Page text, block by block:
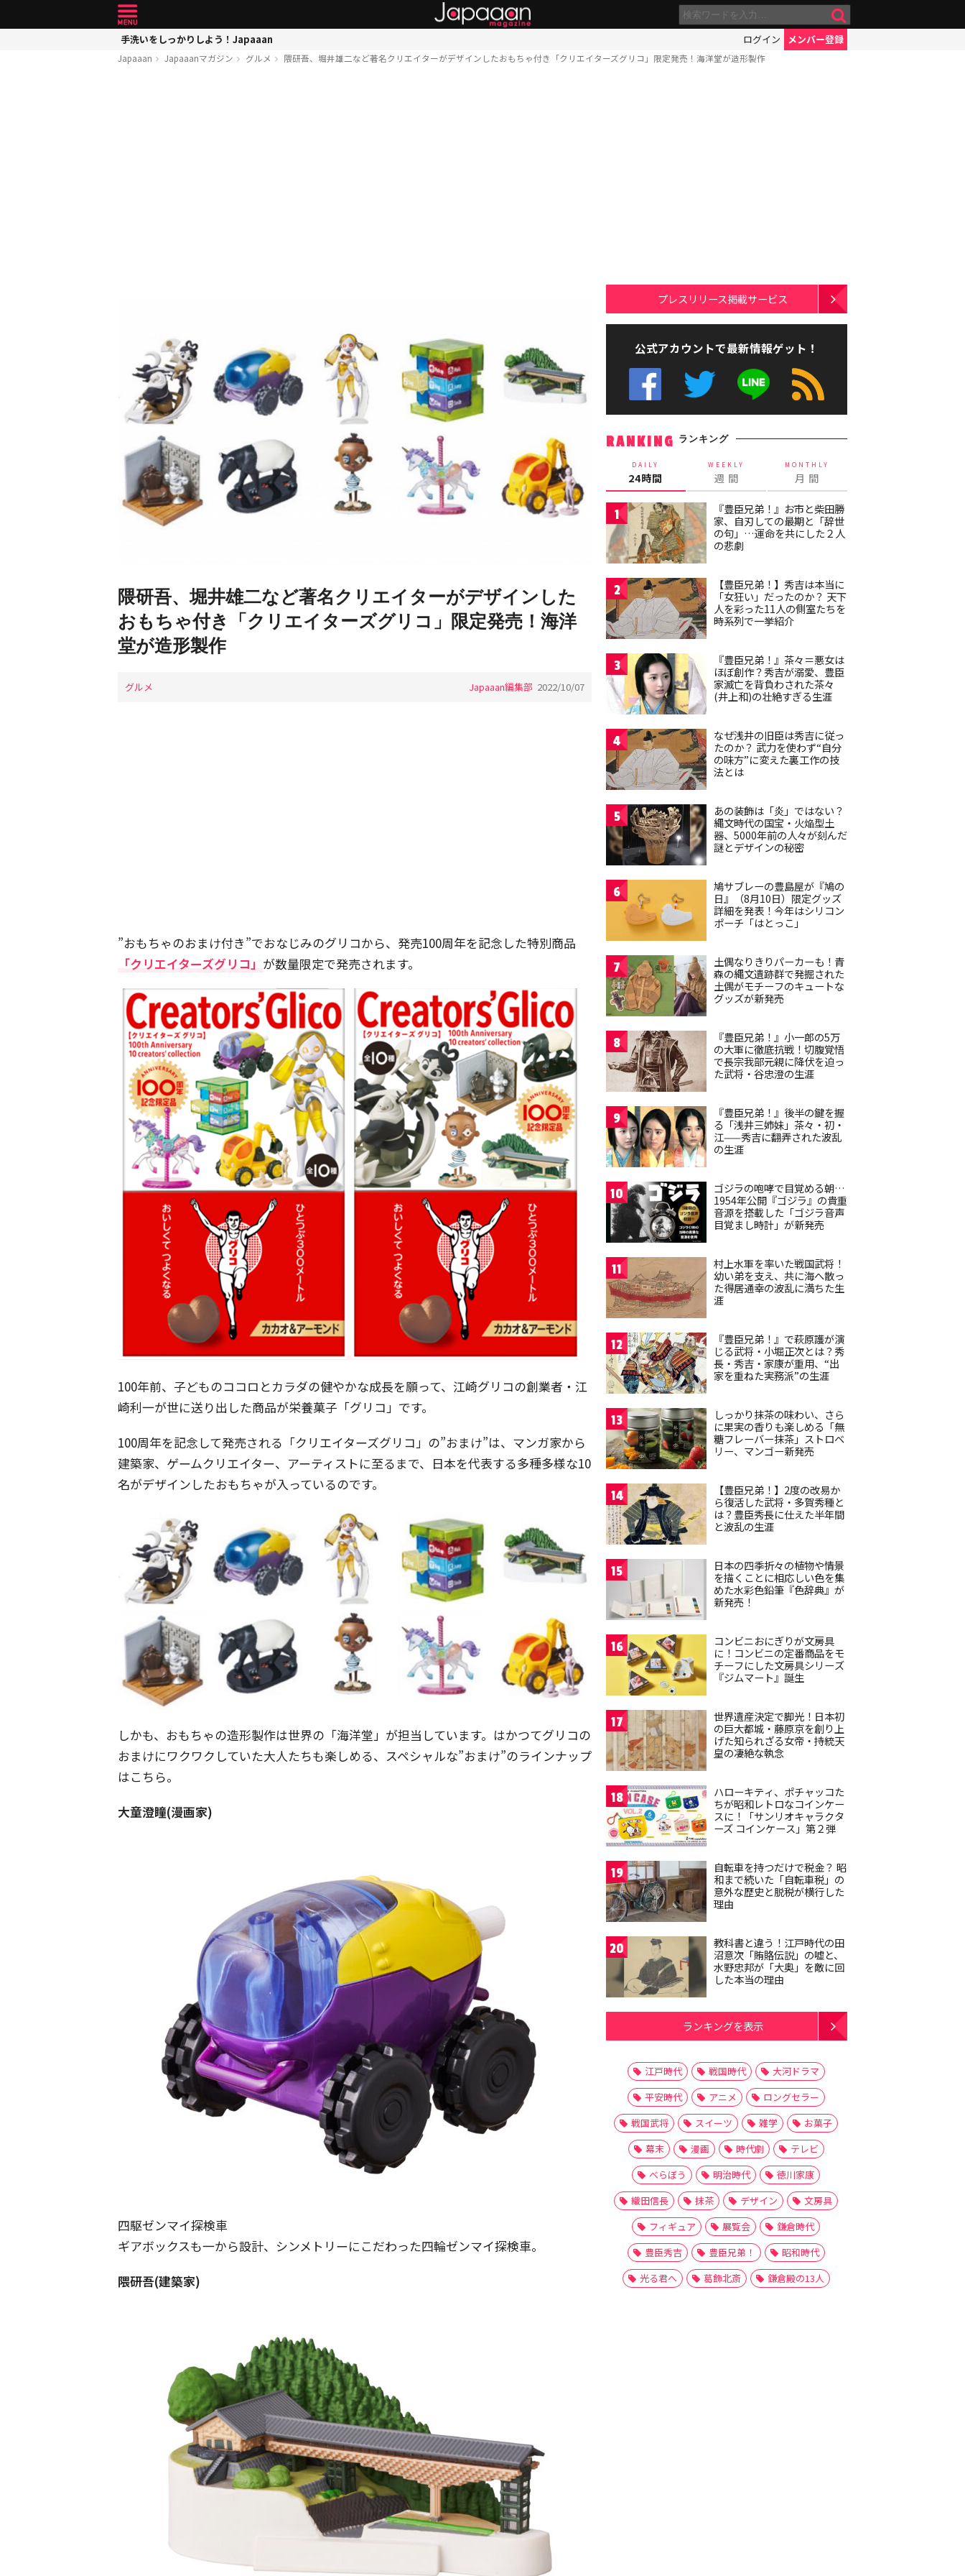
手洗いをしっかりしよう！Japaaan ログイン メンバー登録
Japaaan Japaaanマガジン グルメ 隈研吾、堀井雄二など著名クリエイターがデザインしたおもちゃ付き「クリエイターズグリコ」限定発売！海洋堂が造形製作
隈研吾、堀井雄二など著名クリエイターがデザインした
おもちゃ付き「クリエイターズグリコ」限定発売！海洋
堂が造形製作
グルメ Japaaan編集部 2022/10/07
”おもちゃのおまけ付き”でおなじみのグリコから、発売100周年を記念した特別商品
「クリエイターズグリコ」 が数量限定で発売されます。
100年前、子どものココロとカラダの健やかな成長を願って、江崎グリコの創業者・江
崎利一が世に送り出した商品が栄養菓子「グリコ」です。
100周年を記念して発売される「クリエイターズグリコ」の”おまけ”は、マンガ家から
建築家、ゲームクリエイター、アーティストに至るまで、日本を代表する多種多様な10
名がデザインしたおもちゃが入っているのです。
しかも、おもちゃの造形製作は世界の「海洋堂」が担当しています。はかつてグリコの
おまけにワクワクしていた大人たちも楽しめる、スペシャルな”おまけ”のラインナップ
はこちら。
大童澄瞳(漫画家)
四駆ゼンマイ探検車
ギアボックスも一から設計、シンメトリーにこだわった四輪ゼンマイ探検車。
隈研吾(建築家)
プレスリリース掲載サービス
公式アカウントで最新情報ゲット！
RANKING ランキング
DAILY
24時間
WEEKLY
週 間
MONTHLY
月 間
1
『豊臣兄弟！』お市と柴田勝
家、自刃しての最期と「辞世
の句」…運命を共にした２人
の悲劇
2
【豊臣兄弟！】秀吉は本当に
「女狂い」だったのか？ 天下
人を彩った11人の側室たちを
時系列で一挙紹介
3
『豊臣兄弟！』茶々＝悪女は
ほぼ創作？秀吉が溺愛、豊臣
家滅亡を背負わされた茶々
(井上和)の壮絶すぎる生涯
4
なぜ浅井の旧臣は秀吉に従っ
たのか？ 武力を使わず“自分
の味方”に変えた裏工作の技
法とは
5
あの装飾は「炎」ではない？
縄文時代の国宝・火焔型土
器、5000年前の人々が刻んだ
謎とデザインの秘密
6
鳩サブレーの豊島屋が『鳩の
日』（8月10日）限定グッズ
詳細を発表！今年はシリコン
ポーチ「はとっこ」
7
土偶なりきりパーカーも！青
森の縄文遺跡群で発掘された
土偶がモチーフのキュートな
グッズが新発売
8
『豊臣兄弟！』小一郎の5万
の大軍に徹底抗戦！切腹覚悟
で長宗我部元親に降伏を迫っ
た武将・谷忠澄の生涯
9
『豊臣兄弟！』後半の鍵を握
る「浅井三姉妹」茶々・初・
江——秀吉に翻弄された波乱
の生涯
10
ゴジラの咆哮で目覚める朝…
1954年公開『ゴジラ』の貴重
音源を搭載した「ゴジラ音声
目覚まし時計」が新発売
11
村上水軍を率いた戦国武将！
幼い弟を支え、共に海へ散っ
た得居通幸の波乱に満ちた生
涯
12
『豊臣兄弟！』で萩原護が演
じる武将・小堀正次とは？秀
長・秀吉・家康が重用、“出
家を重ねた実務派”の生涯
13
しっかり抹茶の味わい、さら
に果実の香りも楽しめる「無
糖フレーバー抹茶」ストロベ
リー、マンゴー新発売
14
【豊臣兄弟！】2度の改易か
ら復活した武将・多賀秀種と
は？豊臣秀長に仕えた半年間
と波乱の生涯
15
日本の四季折々の植物や情景
を描くことに相応しい色を集
めた水彩色鉛筆『色辞典』が
新発売！
16
コンビニおにぎりが文房具
に！コンビニの定番商品をモ
チーフにした文房具シリーズ
『ジムマート』誕生
17
世界遺産決定で脚光！日本初
の巨大都城・藤原京を創り上
げた知られざる女帝・持統天
皇の凄絶な執念
18
ハローキティ、ポチャッコた
ちが昭和レトロなコインケー
スに！「サンリオキャラクタ
ーズ コインケース」第２弾
19
自転車を持つだけで税金？ 昭
和まで続いた「自転車税」の
意外な歴史と脱税が横行した
理由
20
教科書と違う！江戸時代の田
沼意次「賄賂伝説」の嘘と、
水野忠邦が「大奥」を敵に回
した本当の理由
ランキングを表示
江戸時代 戦国時代
大河ドラマ
平安時代
アニメ
ロングセラー
戦国武将
スイーツ 雑学
お菓子
幕末
漫画 時代劇
テレビ
べらぼう
明治時代
徳川家康
織田信長
抹茶 デザイン
文房具
フィギュア
展覧会
鎌倉時代
豊臣秀吉
豊臣兄弟！
昭和時代
光る君へ
葛飾北斎 鎌倉殿の13人